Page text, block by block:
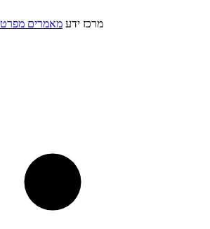
מרכז ידע מאמרים